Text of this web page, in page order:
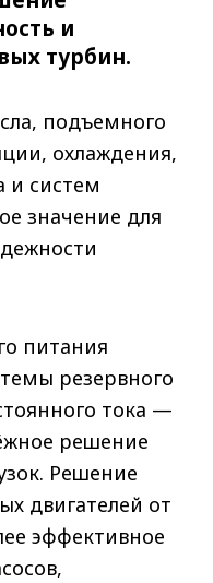
и
турбин.
подъемного
охлаждения,
и систем
значение для
питания
резервного
тока —
решение
Решение
двигателей от
эффективное